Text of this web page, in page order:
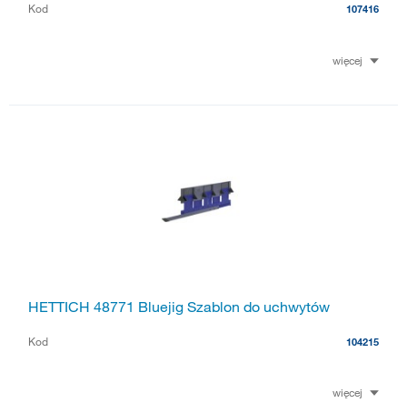
Kod 107416
więcej
HETTICH 48771 Bluejig Szablon do uchwytów
Kod 104215
więcej